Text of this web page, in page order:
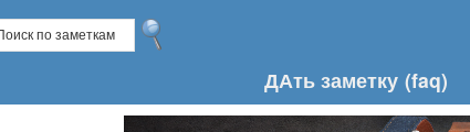
ДАть заметку (faq)